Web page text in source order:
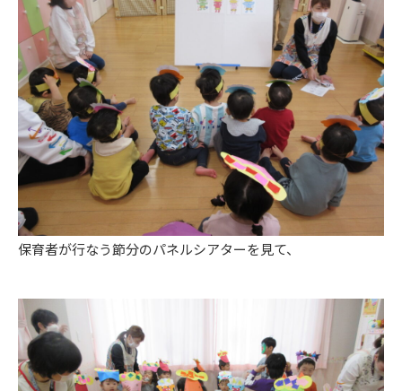
保育者が行なう節分のパネルシアターを見て、